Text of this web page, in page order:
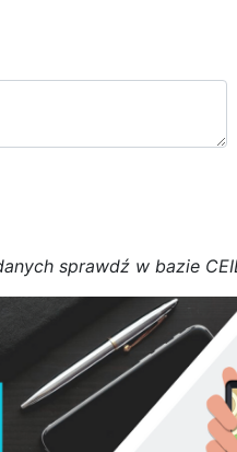
anych sprawdź w bazie